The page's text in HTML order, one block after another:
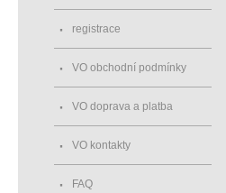
registrace
VO obchodní podmínky
VO doprava a platba
VO kontakty
FAQ